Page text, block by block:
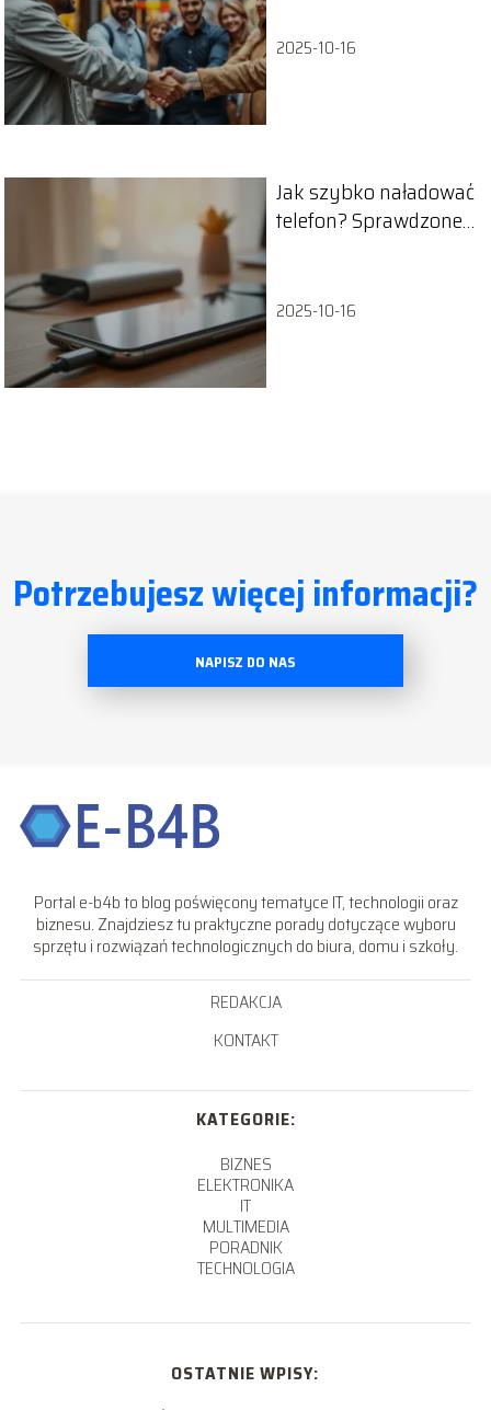
2025-10-16
Jak szybko naładować
telefon? Sprawdzone
2025-10-16
Potrzebujesz więcej informacji?
NAPISZ DO NAS
Portal e-b4b to blog poświęcony tematyce IT, technologii oraz
biznesu. Znajdziesz tu praktyczne porady dotyczące wyboru
sprzętu i rozwiązań technologicznych do biura, domu i szkoły.
REDAKCJA
KONTAKT
KATEGORIE:
BIZNES
ELEKTRONIKA
IT
MULTIMEDIA
PORADNIK
TECHNOLOGIA
OSTATNIE WPISY: